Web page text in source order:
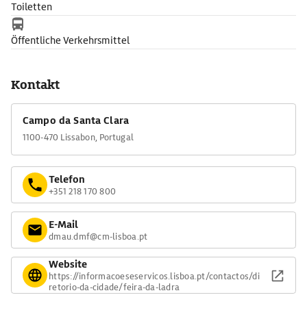
Toiletten
Öffentliche Verkehrsmittel
Kontakt
Campo da Santa Clara
1100-470 Lissabon, Portugal
Telefon
+351 218 170 800
E-Mail
dmau.dmf@cm-lisboa.pt
Website
https://informacoeseservicos.lisboa.pt/contactos/di
retorio-da-cidade/feira-da-ladra